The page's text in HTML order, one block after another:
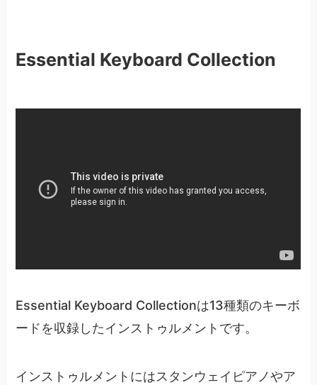
Essential Keyboard Collection
Essential Keyboard Collectionは13種類のキーボ
ードを収録したインストゥルメントです。
インストゥルメントにはスタンウェイピアノやア